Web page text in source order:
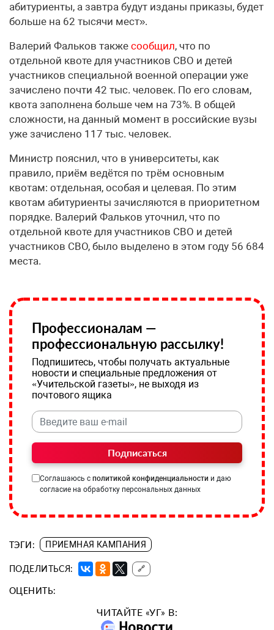
абитуриенты, а завтра будут изданы приказы, будет
больше на 62 тысячи мест».
Валерий Фальков также сообщил, что по
отдельной квоте для участников СВО и детей
участников специальной военной операции уже
зачислено почти 42 тыс. человек. По его словам,
квота заполнена больше чем на 73%. В общей
сложности, на данный момент в российские вузы
уже зачислено 117 тыс. человек.
Министр пояснил, что в университеты, как
правило, приём ведётся по трём основным
квотам: отдельная, особая и целевая. По этим
квотам абитуриенты зачисляются в приоритетном
порядке. Валерий Фальков уточнил, что по
отдельной квоте для участников СВО и детей
участников СВО, было выделено в этом году 56 684
места.
Профессионалам —
профессиональную рассылку!
Подпишитесь, чтобы получать актуальные
новости и специальные предложения от
«Учительской газеты», не выходя из
почтового ящика
Подписаться
Соглашаюсь с политикой конфиденциальности и даю
согласие на обработку персональных данных
ТЭГИ: ПРИЕМНАЯ КАМПАНИЯ
ПОДЕЛИТЬСЯ: 🔗
ОЦЕНИТЬ:
ЧИТАЙТЕ «УГ» В: